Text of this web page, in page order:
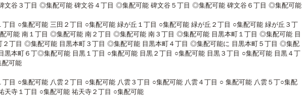
文谷３丁目 ◎集配可能 碑文谷４丁目 ◎集配可能 碑文谷５丁目 ◎集配可能 碑文谷６丁目 ◎集配可能
丁目 ○集配可能 三田２丁目 ○集配可能 緑が丘１丁目 ○集配可能 緑が丘２丁目 ○集配可能 緑が丘３丁
可能 南１丁目 ◎集配可能 南２丁目 ◎集配可能 南３丁目 ◎集配可能 目黒本町１丁目 ◎集配可能 目
２丁目 ◎集配可能 目黒本町３丁目 ◎集配可能 目黒本町４丁目 ◎集配可能に 目黒本町５丁目 ◎集配
黒本町６丁◎集配可能 目黒１丁目 ○集配可能 目黒２丁目 ○集配可能 目黒３丁目 ○集配可能 目黒４丁
配可能
丁目 ○集配可能 八雲２丁目 ○集配可能 八雲３丁目 ○集配可能 八雲４丁目 ○ 集配可能 八雲５丁○集配
天寺１丁目 ○集配可能 祐天寺２丁目 ○集配可能